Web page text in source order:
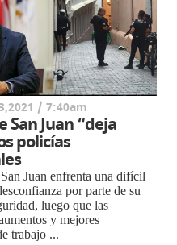
/ 7:40am
San Juan “deja
policías
Juan enfrenta una difícil
por parte de su
luego que las
y mejores
trabajo ...